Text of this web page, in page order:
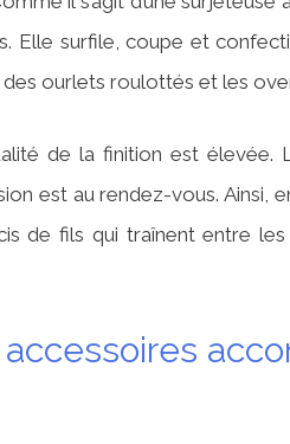
Elle surfile, coupe et
ourlets roulottés et les
de la finition est
est au rendez-vous. Ainsi,
de fils qui traînent entre